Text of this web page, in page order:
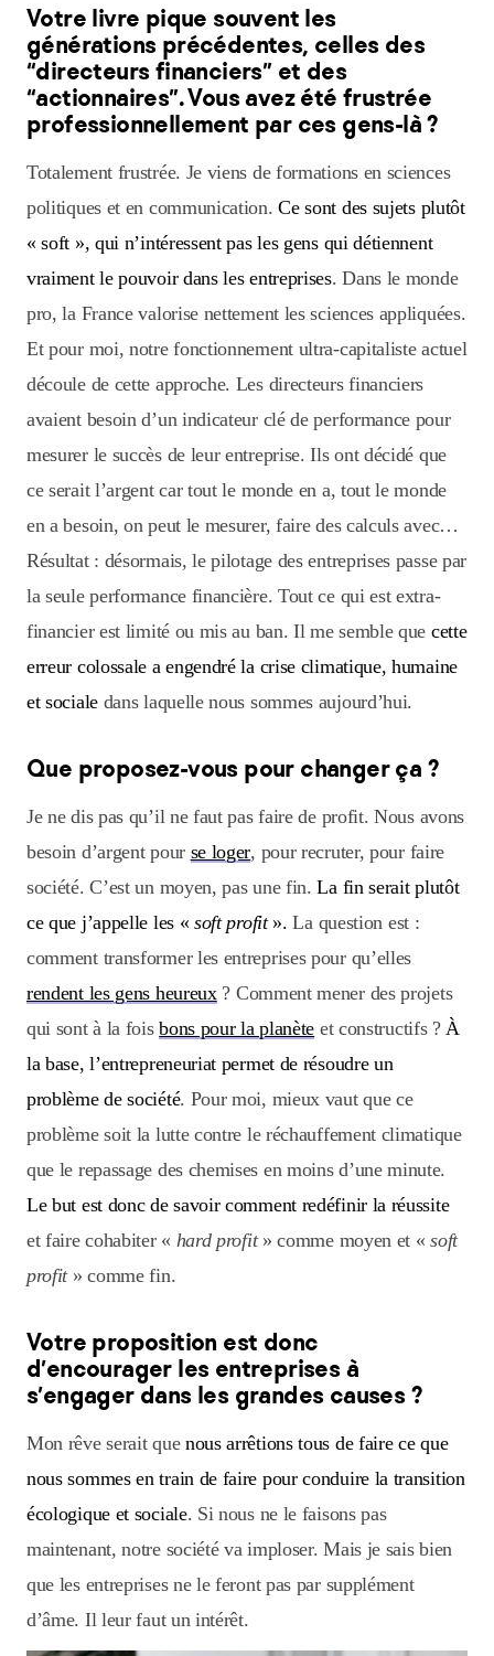
Votre livre pique souvent les
générations précédentes, celles des
“directeurs financiers” et des
“actionnaires”. Vous avez été frustrée
professionnellement par ces gens-là ?
Totalement frustrée. Je viens de formations en sciences
politiques et en communication.Ce sont des sujets plutôt
« soft », qui n’intéressent pas les gens qui détiennent
vraiment le pouvoir dans les entreprises. Dans le monde
pro, la France valorise nettement les sciences appliquées.
Et pour moi, notre fonctionnement ultra-capitaliste actuel
découle de cette approche. Les directeurs financiers
avaient besoin d’un indicateur clé de performance pour
mesurer le succès de leur entreprise. Ils ont décidé que
ce serait l’argent car tout le monde en a, tout le monde
en a besoin, on peut le mesurer, faire des calculs avec…
Résultat : désormais, le pilotage des entreprises passe par
la seule performance financière. Tout ce qui est extra-
financier est limité ou mis au ban. Il me semble que cette
erreur colossale a engendré la crise climatique, humaine
et socialedans laquelle nous sommes aujourd’hui.
Que proposez-vous pour changer ça ?
Je ne dis pas qu’il ne faut pas faire de profit. Nous avons
besoin d’argent pour se loger, pour recruter, pour faire
société. C’est un moyen, pas une fin.La fin serait plutôt
ce que j’appelle les «soft profit». La question est :
comment transformer les entreprises pour qu’elles
rendent les gens heureux? Comment mener des projets
qui sont à la foisbons pour la planète et constructifs ? À
la base, l’entrepreneuriat permet de résoudre un
problème de société. Pour moi, mieux vaut que ce
problème soit la lutte contre le réchauffement climatique
que le repassage des chemises en moins d’une minute.
Le but est donc de savoir comment redéfinir la réussite
et faire cohabiter « hard profit» comme moyen et «soft
profit» comme fin.
Votre proposition est donc
d’encourager les entreprises à
s’engager dans les grandes causes ?
Mon rêve serait que nous arrêtions tous de faire ce que
nous sommes en train de faire pour conduire la transition
écologique et sociale. Si nous ne le faisons pas
maintenant, notre société va imploser. Mais je sais bien
que les entreprises ne le feront pas par supplément
d’âme. Il leur faut un intérêt.